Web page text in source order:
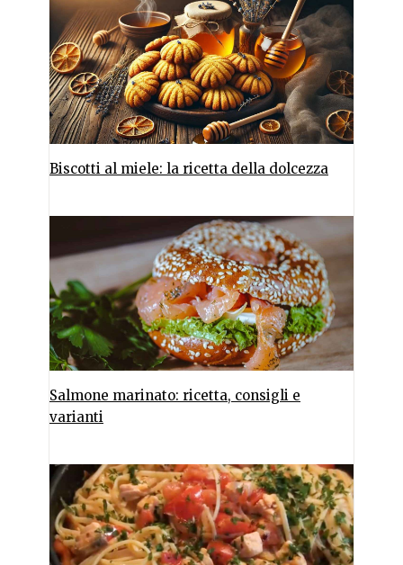
Biscotti al miele: la ricetta della dolcezza
Salmone marinato: ricetta, consigli e
varianti